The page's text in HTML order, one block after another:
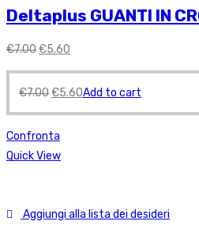
Deltaplus GUANTI IN
€7.00€5.60
€7.00€5.60Add to cart
Confronta
Quick View
Aggiungi alla lista dei desideri